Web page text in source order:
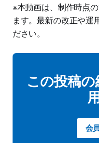
※本動画は、制作時点
ます。最新の改正や運
ださい。
この投稿
会